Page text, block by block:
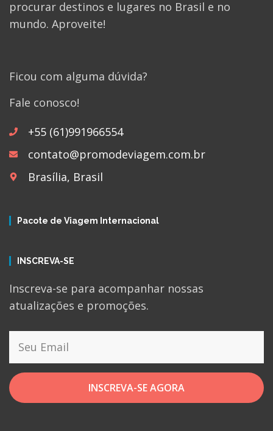
procurar destinos e lugares no Brasil e no
mundo. Aproveite!
Ficou com alguma dúvida?
Fale conosco!
+55 (61)991966554
contato@promodeviagem.com.br
Brasília, Brasil
Pacote de Viagem Internacional
INSCREVA-SE
Inscreva-se para acompanhar nossas
atualizações e promoções.
INSCREVA-SE AGORA